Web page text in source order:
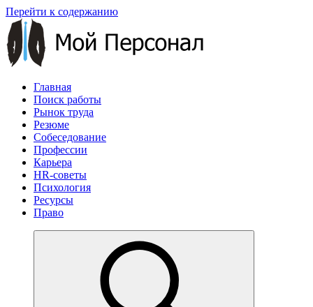
Перейти к содержанию
Главная
Поиск работы
Рынок труда
Резюме
Собеседование
Профессии
Карьера
HR-советы
Психология
Ресурсы
Право